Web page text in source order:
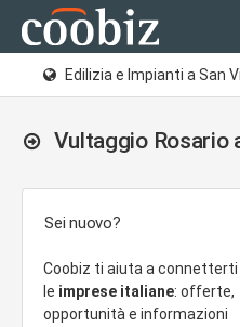
Edilizia e Impianti a San
Vultaggio Rosario
Sei nuovo?
Coobiz ti aiuta a connetterti
le imprese italiane: offerte,
opportunità e informazioni